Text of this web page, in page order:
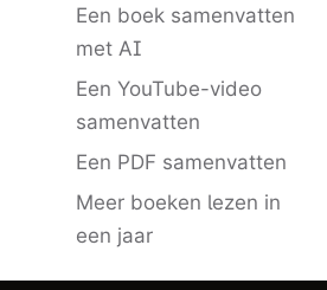
Een boek samenvatten
met AI
Een YouTube-video
samenvatten
Een PDF samenvatten
Meer boeken lezen in
een jaar